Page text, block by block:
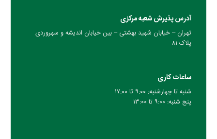
آدرس پذیرش شعبه مرکزی
تهران – خیابان شهید بهشتی – بین خیابان اندیشه و سهروردی
پلاک ۸۱
ساعات کاری
شنبه تا چهارشنبه: ۹:۰۰ تا ۱۷:۰۰
پنج شنبه: ۹:۰۰ تا ۱۳:۰۰